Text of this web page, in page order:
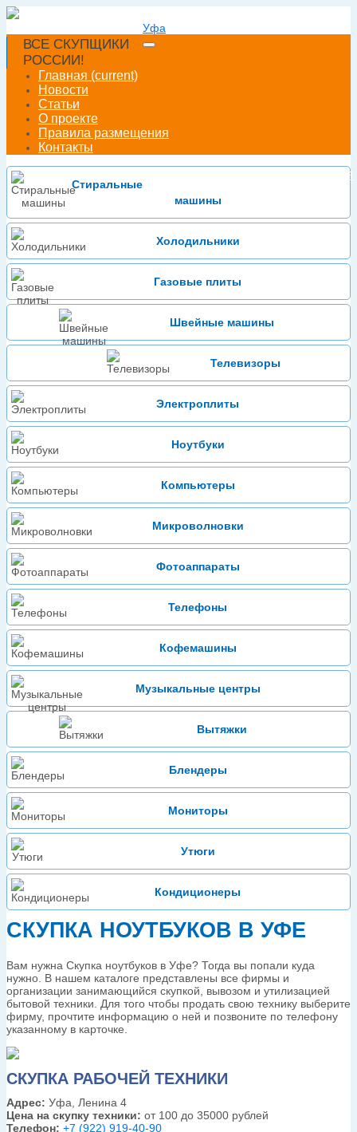
ВСЕ СКУПЩИКИ
РОССИИ!
Уфа
Главная (current)
Новости
Статьи
О проекте
Правила размещения
Контакты
Зарегистрироваться
Стиральные
машины
Холодильники
Газовые плиты
Швейные машины
Телевизоры
Электроплиты
Ноутбуки
Компьютеры
Микроволновки
Фотоаппараты
Телефоны
Кофемашины
Музыкальные центры
Вытяжки
Блендеры
Мониторы
Утюги
Кондиционеры
СКУПКА НОУТБУКОВ В УФЕ
Вам нужна Скупка ноутбуков в Уфе? Тогда вы попали куда
нужно. В нашем каталоге представлены все фирмы и
организации занимающийся скупкой, вывозом и утилизацией
бытовой техники. Для того чтобы продать свою технику выберите
фирму, прочтите информацию о ней и позвоните по телефону
указанному в карточке.
СКУПКА РАБОЧЕЙ ТЕХНИКИ
Адрес: Уфа, Ленина 4
Цена на скупку техники: от 100 до 35000 рублей
Телефон: +7 (922) 919-40-90